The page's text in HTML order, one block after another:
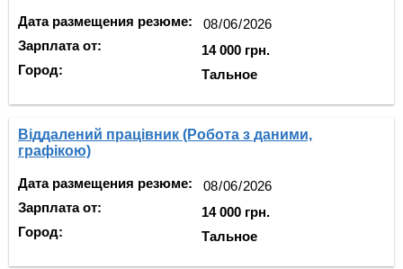
Дата размещения резюме:
Зарплата от:
Город:
14 000 грн.
Тальное
Віддалений працівник (Робота з даними,
графікою)
Дата размещения резюме:
Зарплата от:
Город:
14 000 грн.
Тальное